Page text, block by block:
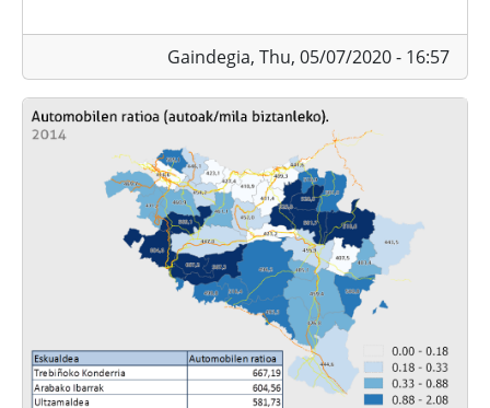
Gaindegia, Thu, 05/07/2020 - 16:57